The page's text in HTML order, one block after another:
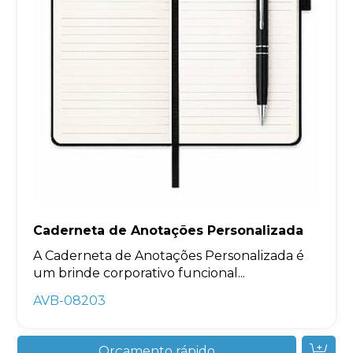
Caderneta de Anotações Personalizada
A Caderneta de Anotações Personalizada é
um brinde corporativo funcional...
AVB-08203